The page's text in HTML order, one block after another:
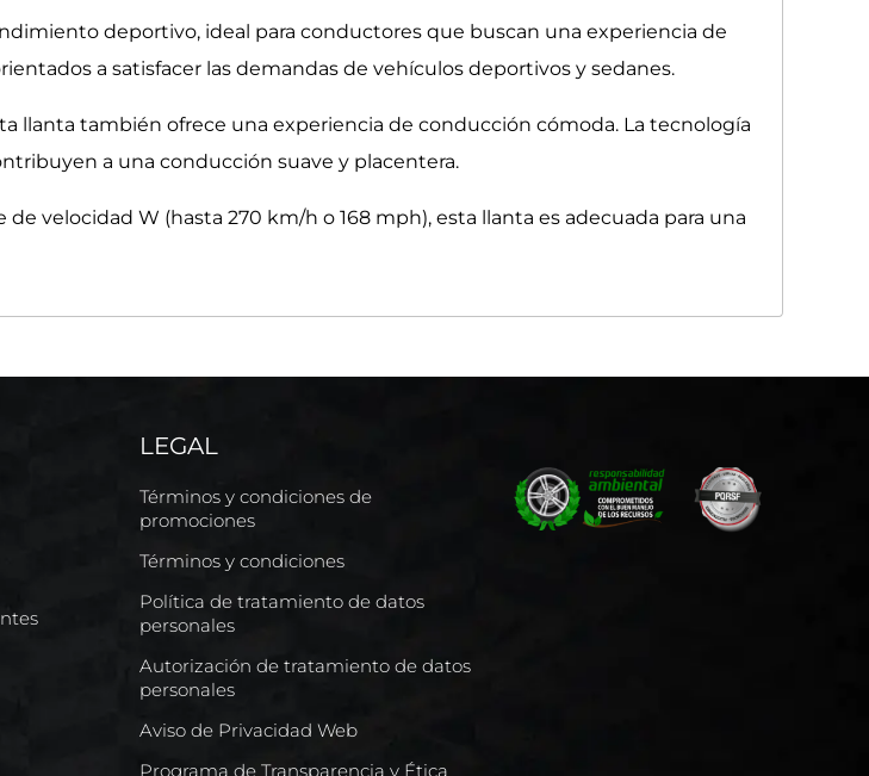
deportivo, ideal para conductores que buscan una experiencia de
a satisfacer las demandas de vehículos deportivos y sedanes.
llanta también ofrece una experiencia de conducción cómoda. La tecnología
a una conducción suave y placentera.
velocidad W (hasta 270 km/h o 168 mph), esta llanta es adecuada para una
LEGAL
Términos y condiciones de
promociones
Términos y condiciones
Política de tratamiento de datos
personales
Autorización de tratamiento de datos
personales
Aviso de Privacidad Web
Programa de Transparencia y Ética